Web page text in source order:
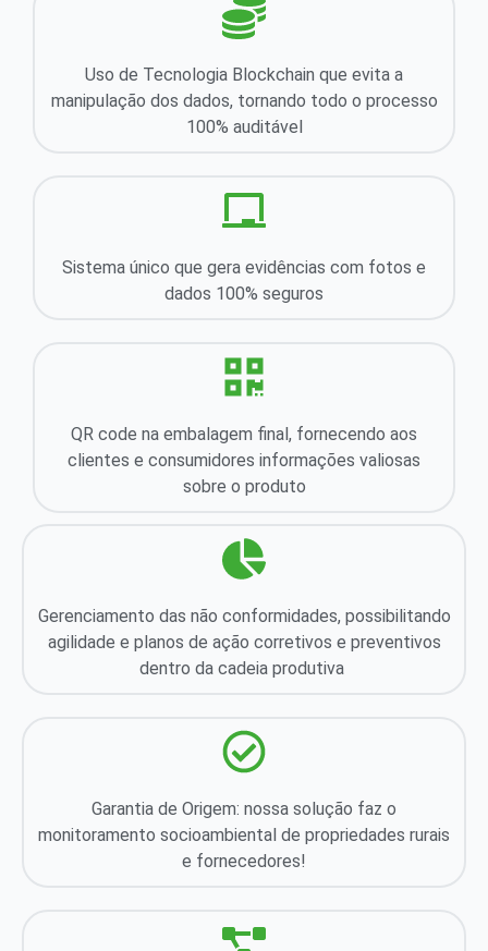
Uso de Tecnologia Blockchain que evita a
manipulação dos dados, tornando todo o processo
100% auditável
Sistema único que gera evidências com fotos e
dados 100% seguros
QR code na embalagem final, fornecendo aos
clientes e consumidores informações valiosas
sobre o produto
Gerenciamento das não conformidades, possibilitando
agilidade e planos de ação corretivos e preventivos
dentro da cadeia produtiva
Garantia de Origem: nossa solução faz o
monitoramento socioambiental de propriedades rurais
e fornecedores!